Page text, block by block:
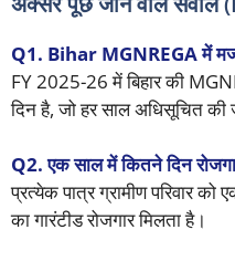
Q1. Bihar MGNREGA में
FY 2025-26 में बिहार की
दिन है, जो हर साल अधिसूचित की
Q2. एक साल में कितने दिन
प्रत्येक पात्र ग्रामीण परिवार
का गारंटीड रोजगार मिलता है।